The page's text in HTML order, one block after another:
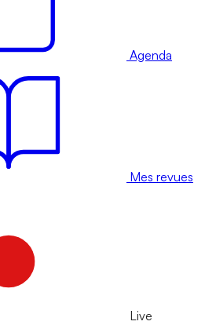
Agenda
Mes revues
Live